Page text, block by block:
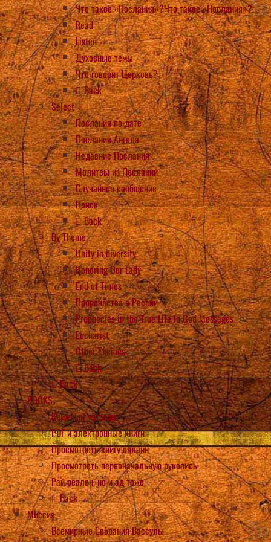
Что такое «Послания»?Что такое «Послания»?
Read
Listen
Духовные темы
Что говорит Церковь?
Back
Select
Послания по дате
Послания Ангела
Недавние Послания
Молитвы из Посланий
Случайное сообщение
Поиск
Back
By Theme
Unity in diversity
Honoring Our Lady
End of Times
Пророчества о России
Prophecies in the True Life in God Messages
Eucharist
Other Themes
Back
Back
BOOKS
Книжный магазин
PDF и электронные книги
Просмотреть книгу онлайн
Просмотреть первоначальную рукопись
Рай реален, но и ад тоже
Back
Миссия
Всемирные Собрания Вассулы